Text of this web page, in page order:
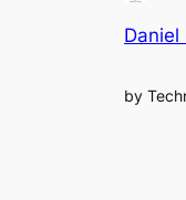
Daniel
by